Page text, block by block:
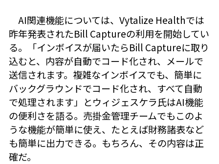
AI関連機能については、Vytalize Healthでは
昨年発表されたBill Captureの利用を開始してい
る。「インボイスが届いたらBill Captureに取り
込むと、内容が自動でコード化され、メールで
送信されます。複雑なインボイスでも、簡単に
バックグラウンドでコード化され、すべて自動
で処理されます」とウィジェスケラ氏はAI機能
の便利さを語る。売掛金管理チームでもこのよ
うな機能が簡単に使え、たとえば財務諸表など
も簡単に出力できる。もちろん、その内容は正
確だ。